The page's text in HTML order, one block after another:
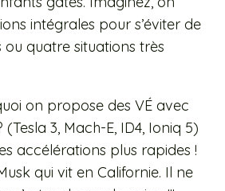
intégrales pour s’éviter de
quatre situations très
on propose des VÉ avec
3, Mach-E, ID4, Ioniq 5)
accélérations plus rapides !
qui vit en Californie. Il ne